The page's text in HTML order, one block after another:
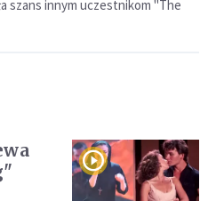
szans innym uczestnikom "The